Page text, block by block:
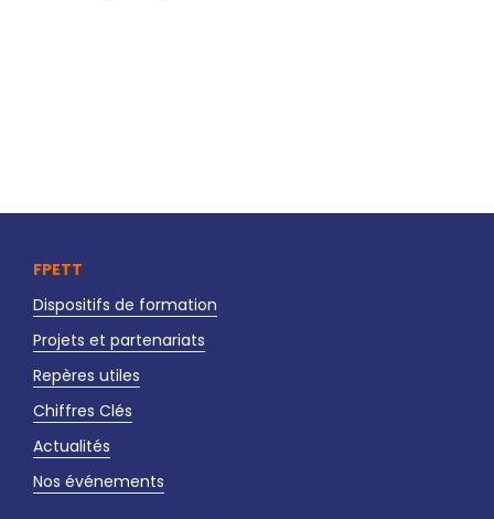
FPETT
Dispositifs de formation
Projets et partenariats
Repères utiles
Chiffres Clés
Actualités
Nos événements